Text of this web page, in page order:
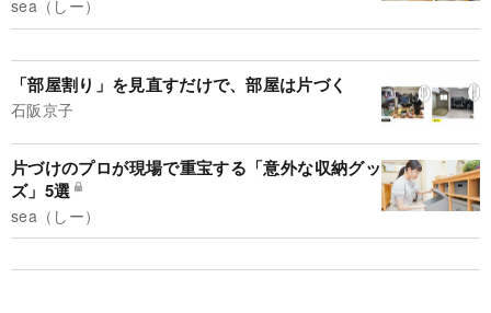
sea（しー）
「部屋割り」を見直すだけで、部屋は片づく
石阪京子
片づけのプロが現場で重宝する「意外な収納グッ
ズ」5選
sea（しー）